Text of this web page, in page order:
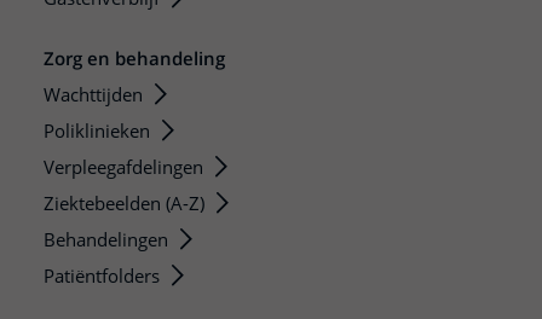
Zorg en behandeling
Wachttijden
Poliklinieken
Verpleegafdelingen
Ziektebeelden (A-Z)
Behandelingen
Patiëntfolders